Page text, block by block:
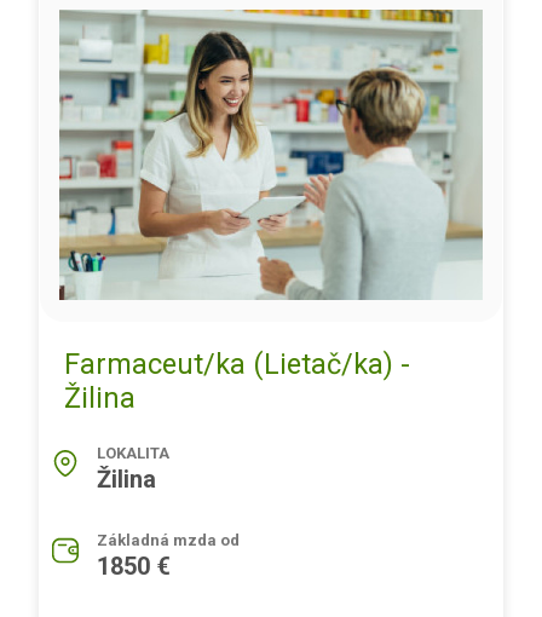
Farmaceut/ka (Lietač/ka) -
Žilina
LOKALITA
Žilina
Základná mzda od
1850 €